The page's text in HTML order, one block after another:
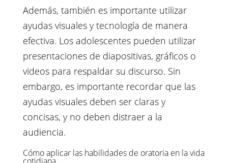
Además, también es importante utilizar
ayudas visuales y tecnología de manera
efectiva. Los adolescentes pueden utilizar
presentaciones de diapositivas, gráficos o
videos para respaldar su discurso. Sin
embargo, es importante recordar que las
ayudas visuales deben ser claras y
concisas, y no deben distraer a la
audiencia.
Cómo aplicar las habilidades de oratoria en la vida